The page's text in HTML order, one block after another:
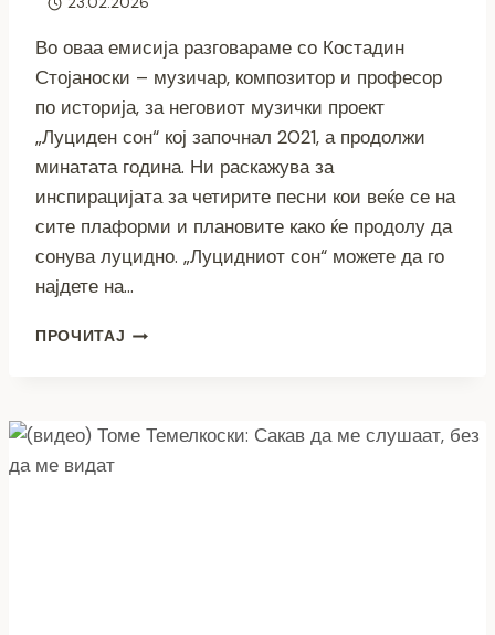
Во оваа емисија разговараме со Костадин
Стојаноски – музичар, композитор и професор
по историја, за неговиот музички проект
„Луциден сон“ кој започнал 2021, а продолжи
минатата година. Ни раскажува за
инспирацијата за четирите песни кои веќе се на
сите плаформи и плановите како ќе продолу да
сонува луцидно. „Луцидниот сон“ можете да го
најдете на…
ПРОЧИТАЈ (ВИДЕО)
СОН“
ОСТАВА